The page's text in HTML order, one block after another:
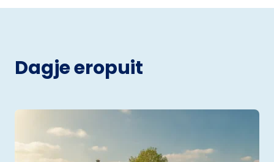
Dagje eropuit